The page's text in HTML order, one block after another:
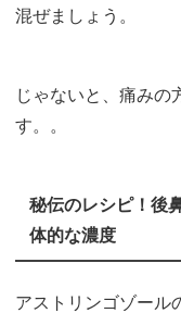
混ぜましょう。
じゃないと、痛みの
す。。
秘伝のレシピ！後
体的な濃度
アストリンゴゾール